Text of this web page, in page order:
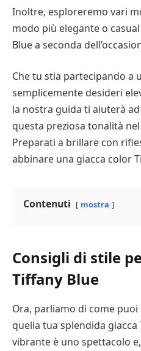
Inoltre, esploreremo vari
modo più elegante o
Blue a seconda
Che tu stia partecipando a
semplicemente desideri
la nostra guida ti aiuterà
questa preziosa tonalità
Preparati a brillare con
abbinare una giacca color
Contenuti mostra
Consigli di stile
Tiffany Blue
Ora, parliamo di come puoi
quella tua splendida
vibrante è uno spettacolo